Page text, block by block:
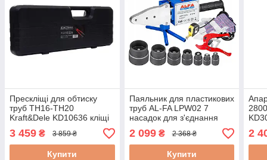
Прескліщі для обтиску
труб TH16-TH20
Kraft&Dele KD10636 кліщі
для обтиску метало-
пластикових труб
3 459 ₴ 3 859 ₴
Купити
Паяльник для пластикових
труб AL-FA LPW02 7
насадок для з'єднання
поліпропіленових труб
2 099₴ 2 368 ₴
Купити
2